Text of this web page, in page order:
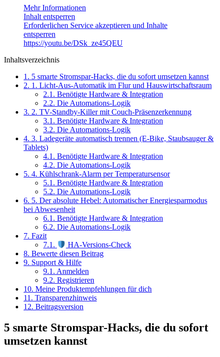
Mehr Informationen
Inhalt entsperren
Erforderlichen Service akzeptieren und Inhalte
entsperren
https://youtu.be/DSk_ze45QEU
Inhaltsverzeichnis
1. 5 smarte Stromspar-Hacks, die du sofort umsetzen kannst
2. 1. Licht-Aus-Automatik im Flur und Hauswirtschaftsraum
2.1. Benötigte Hardware & Integration
2.2. Die Automations-Logik
3. 2. TV-Standby-Killer mit Couch-Präsenzerkennung
3.1. Benötigte Hardware & Integration
3.2. Die Automations-Logik
4. 3. Ladegeräte automatisch trennen (E-Bike, Staubsauger &
Tablets)
4.1. Benötigte Hardware & Integration
4.2. Die Automations-Logik
5. 4. Kühlschrank-Alarm per Temperatursensor
5.1. Benötigte Hardware & Integration
5.2. Die Automations-Logik
6. 5. Der absolute Hebel: Automatischer Energiesparmodus
bei Abwesenheit
6.1. Benötigte Hardware & Integration
6.2. Die Automations-Logik
7. Fazit
7.1.
HA-Versions-Check
8. Bewerte diesen Beitrag
9. Support & Hilfe
9.1. Anmelden
9.2. Registrieren
10. Meine Produktempfehlungen für dich
11. Transparenzhinweis
12. Beitragsversion
5 smarte Stromspar-Hacks, die du sofort
umsetzen kannst